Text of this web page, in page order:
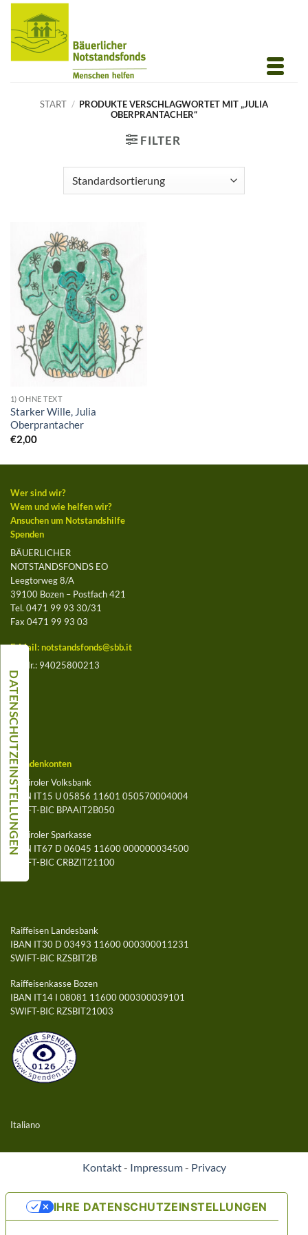
Inhalt
springen
START / PRODUKTE VERSCHLAGWORTET MIT „JULIA
OBERPRANTACHER“
FILTER
1) OHNE TEXT
Starker Wille, Julia
Oberprantacher
€2,00
Wer sind wir?
Wem und wie helfen wir?
Ansuchen um Notstandshilfe
Spenden
BÄUERLICHER
NOTSTANDSFONDS EO
Leegtorweg 8/A
39100 Bozen – Postfach 421
Tel. 0471 99 93 30/31
Fax 0471 99 93 03
E-Mail: notstandsfonds@sbb.it
St.-Nr.: 94025800213
Spendenkonten
Südtiroler Volksbank
IBAN IT15 U 05856 11601 050570004004
SWIFT-BIC BPAAIT2B050
Südtiroler Sparkasse
IBAN IT67 D 06045 11600 000000034500
SWIFT-BIC CRBZIT21100
Raiffeisen Landesbank
IBAN IT30 D 03493 11600 000300011231
SWIFT-BIC RZSBIT2B
Raiffeisenkasse Bozen
IBAN IT14 I 08081 11600 000300039101
SWIFT-BIC RZSBIT21003
Italiano
Kontakt- Impressum- Privacy
IHRE DATENSCHUTZEINSTELLUNGEN